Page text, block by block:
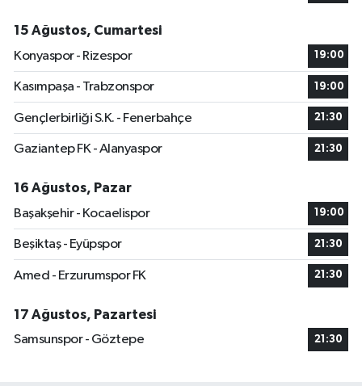
15 Ağustos, Cumartesi
Konyaspor - Rizespor
19:00
Kasımpaşa - Trabzonspor 19:00
Gençlerbirliği S.K. - Fenerbahçe 21:30
Gaziantep FK - Alanyaspor 21:30
16 Ağustos, Pazar
Başakşehir - Kocaelispor
19:00
Beşiktaş - Eyüpspor 21:30
Amed - Erzurumspor FK 21:30
17 Ağustos, Pazartesi
Samsunspor - Göztepe
21:30